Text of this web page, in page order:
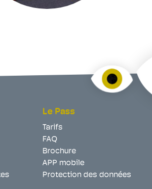
Le Pass
Tarifs
FAQ
Brochure
APP mobile
Protection des données